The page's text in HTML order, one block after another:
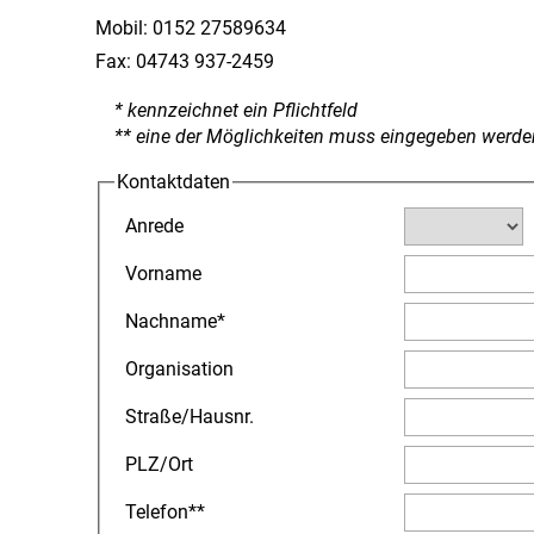
Mobil: 0152 27589634
Fax: 04743 937-2459
* kennzeichnet ein Pflichtfeld
** eine der Möglichkeiten muss eingegeben
Kontaktdaten
Anrede
Vorname
Nachname*
Organisation
Straße/Hausnr.
PLZ/Ort
Telefon**